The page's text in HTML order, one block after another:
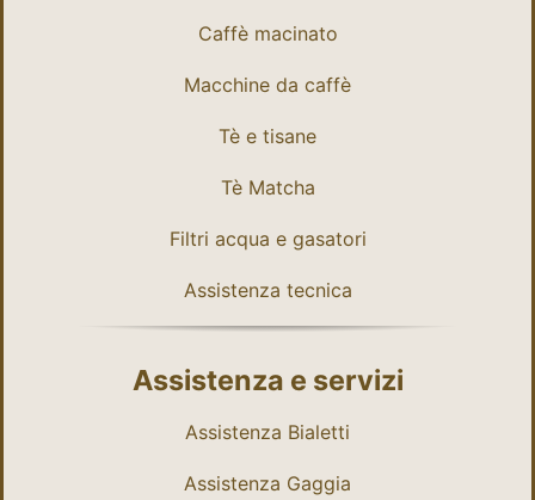
Caffè macinato
Macchine da caffè
Tè e tisane
Tè Matcha
Filtri acqua e gasatori
Assistenza tecnica
Assistenza e servizi
Assistenza Bialetti
Assistenza Gaggia